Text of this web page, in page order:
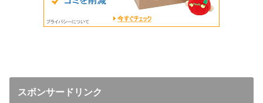
スボンサードリンク